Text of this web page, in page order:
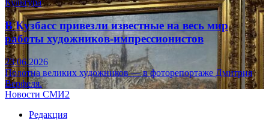
Культура
В Кузбасс привезли известные на весь мир
работы художников-импрессионистов
23.06.2026
Полотна великих художников — в фоторепортаже Дмитрия
Верфеля.
Новости СМИ2
Редакция